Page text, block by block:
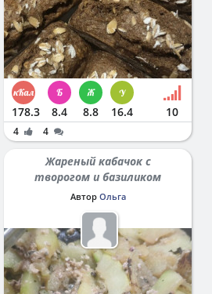
178.3 8.4 8.8 16.4 10
4 4
Жареный кабачок с
творогом и базиликом
Автор Ольга